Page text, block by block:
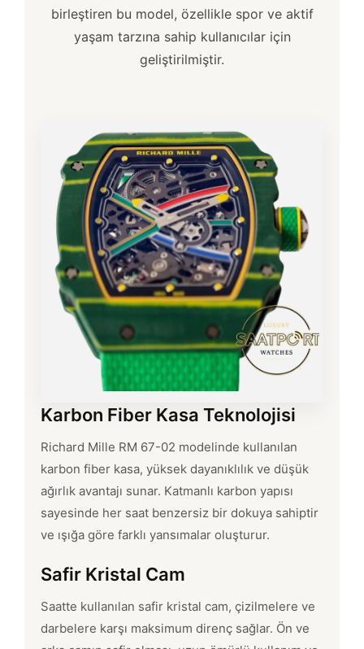
birleştiren bu model, özellikle spor ve aktif
yaşam tarzına sahip kullanıcılar için
geliştirilmiştir.
Karbon Fiber Kasa Teknolojisi
Richard Mille RM 67-02 modelinde kullanılan
karbon fiber kasa, yüksek dayanıklılık ve düşük
ağırlık avantajı sunar. Katmanlı karbon yapısı
sayesinde her saat benzersiz bir dokuya sahiptir
ve ışığa göre farklı yansımalar oluşturur.
Safir Kristal Cam
Saatte kullanılan safir kristal cam, çizilmelere ve
darbelere karşı maksimum direnç sağlar. Ön ve